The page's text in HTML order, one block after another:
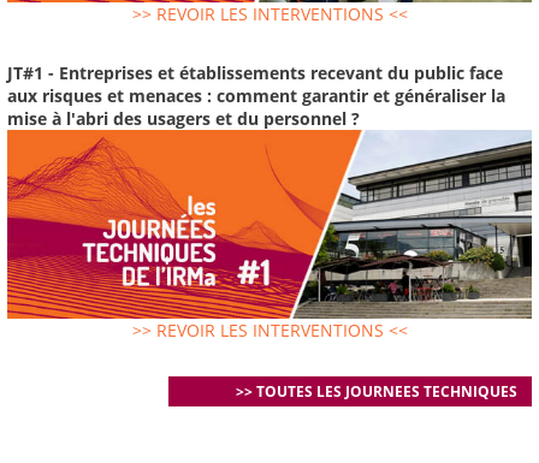
>> REVOIR LES INTERVENTIONS <<
JT#1 - Entreprises et établissements recevant du public face
aux risques et menaces : comment garantir et généraliser la
mise à l'abri des usagers et du personnel ?
>> REVOIR LES INTERVENTIONS <<
>> TOUTES LES JOURNEES TECHNIQUES